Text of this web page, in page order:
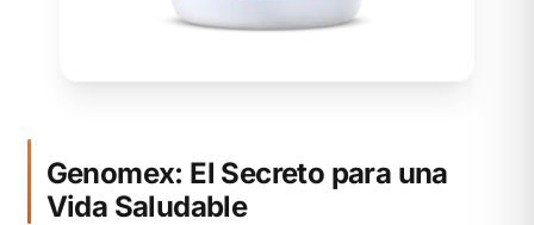
Genomex: El Secreto para una
Vida Saludable